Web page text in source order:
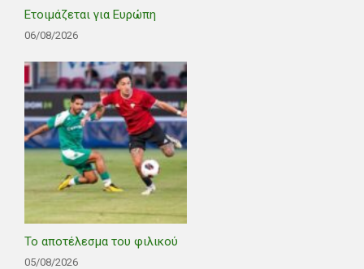
Ετοιμάζεται για Ευρώπη
06/08/2026
Το αποτέλεσμα του φιλικού
05/08/2026